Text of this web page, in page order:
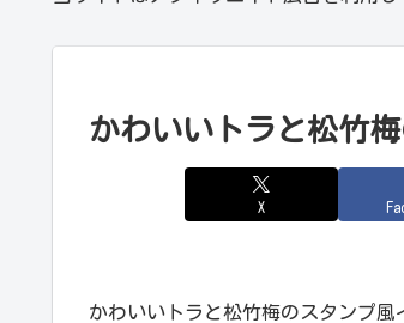
かわいいトラと松竹
X
かわいいトラと松竹梅のスタンプ風